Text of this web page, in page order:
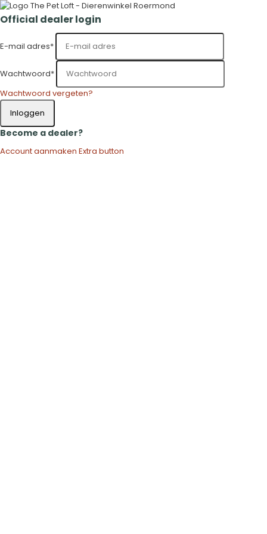
Official dealer login
E-mail adres*
Wachtwoord*
Wachtwoord vergeten?
Inloggen
Become a dealer?
Account aanmaken Extra button